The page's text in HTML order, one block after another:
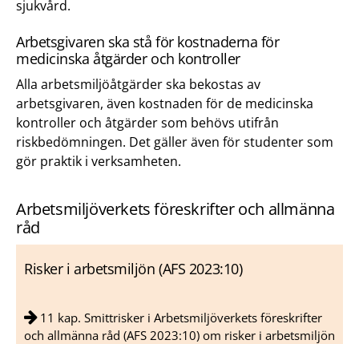
sjukvård.
Arbetsgivaren ska stå för kostnaderna för
medicinska åtgärder och kontroller
Alla arbetsmiljöåtgärder ska bekostas av
arbetsgivaren, även kostnaden för de medicinska
kontroller och åtgärder som behövs utifrån
riskbedömningen. Det gäller även för studenter som
gör praktik i verksamheten.
Arbetsmiljöverkets föreskrifter och allmänna
råd
Risker i arbetsmiljön (AFS 2023:10)
11 kap. Smittrisker i Arbetsmiljöverkets föreskrifter
och allmänna råd (AFS 2023:10) om risker i arbetsmiljön